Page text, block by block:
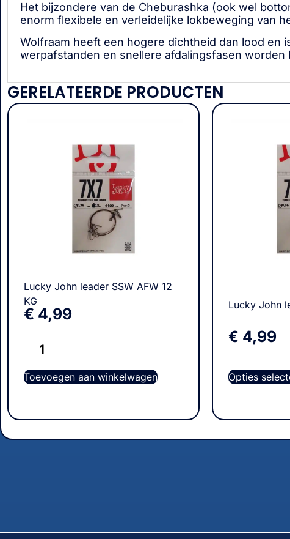
Het bijzondere van de Cheburashka (ook wel
enorm flexibele en verleidelijke lokbeweging van
Wolfraam heeft een hogere dichtheid dan lood en
werpafstanden en snellere afdalingsfasen worden
GERELATEERDE PRODUCTEN
Lucky John leader SSW AFW 12
KG
€ 4,99
Toevoegen aan winkelwagen
Lucky John
€ 4,99
Opties